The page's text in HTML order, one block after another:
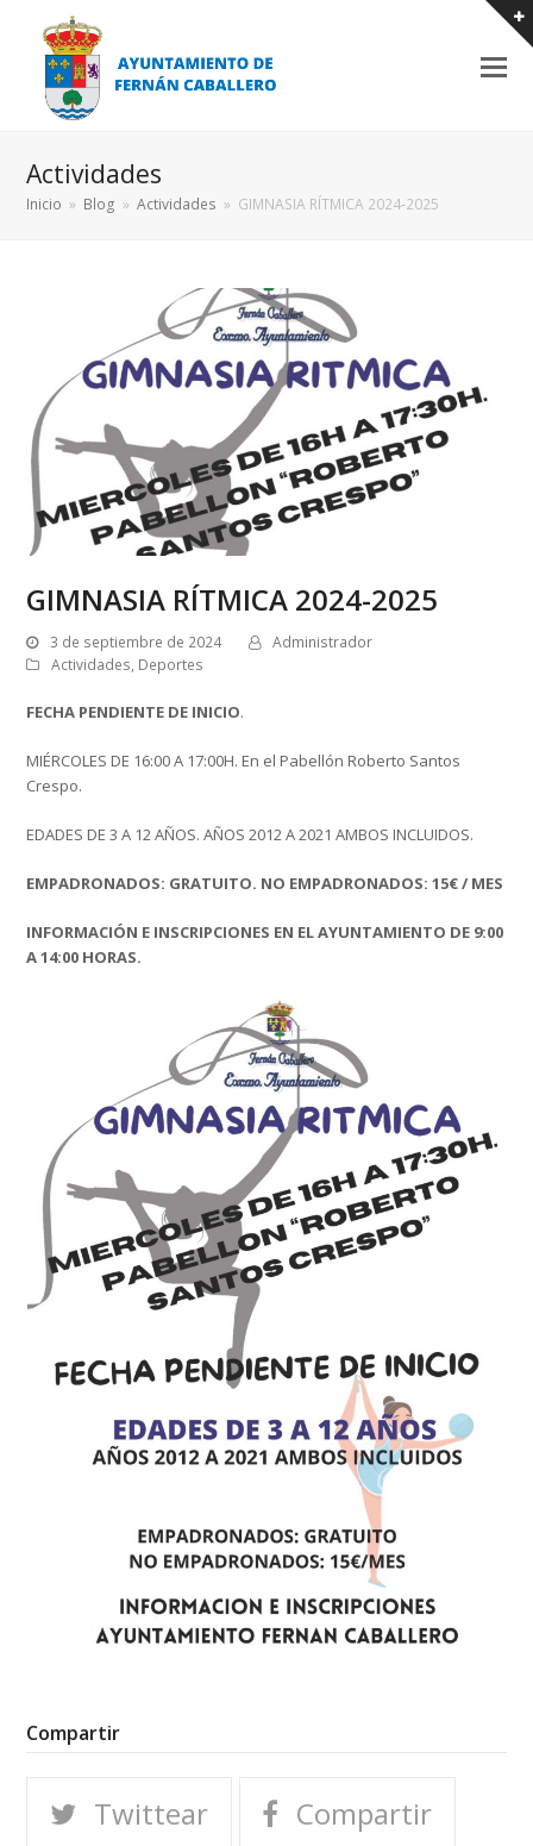
Actividades
Inicio » Blog » Actividades » GIMNASIA RÍTMICA 2024-2025
GIMNASIA RÍTMICA 2024-2025
3 de septiembre de 2024
Administrador
Actividades, Deportes
FECHA PENDIENTE DE INICIO.
MIÉRCOLES DE 16:00 A 17:00H. En el Pabellón Roberto Santos
Crespo.
EDADES DE 3 A 12 AÑOS. AÑOS 2012 A 2021 AMBOS INCLUIDOS.
EMPADRONADOS: GRATUITO. NO EMPADRONADOS: 15€ / MES
INFORMACIÓN E INSCRIPCIONES EN EL AYUNTAMIENTO DE 9:00
A 14:00 HORAS.
Compartir
Twittear
Compartir